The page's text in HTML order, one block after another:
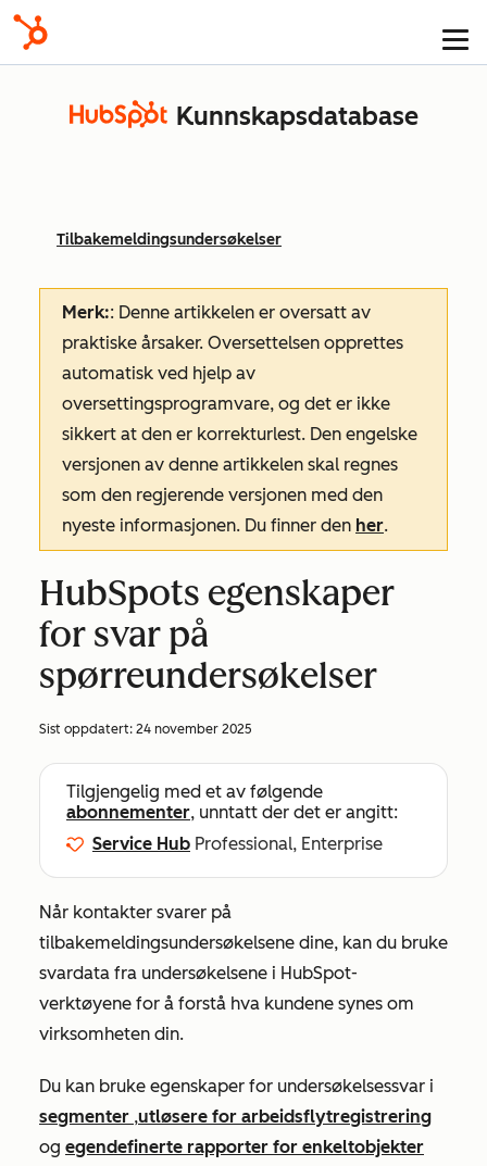
Kunnskapsdatabase
Tilbakemeldingsundersøkelser
Merk:: Denne artikkelen er oversatt av
praktiske årsaker. Oversettelsen opprettes
automatisk ved hjelp av
oversettingsprogramvare, og det er ikke
sikkert at den er korrekturlest. Den engelske
versjonen av denne artikkelen skal regnes
som den regjerende versjonen med den
nyeste informasjonen. Du finner den her.
HubSpots egenskaper
for svar på
spørreundersøkelser
Sist oppdatert: 24 november 2025
Tilgjengelig med et av følgende
abonnementer, unntatt der det er angitt:
Service Hub Professional, Enterprise
Når kontakter svarer på
tilbakemeldingsundersøkelsene dine, kan du bruke
svardata fra undersøkelsene i HubSpot-
verktøyene for å forstå hva kundene synes om
virksomheten din.
Du kan bruke egenskaper for undersøkelsessvar i
segmenter ,utløsere for arbeidsflytregistrering
og egendefinerte rapporter for enkeltobjekter